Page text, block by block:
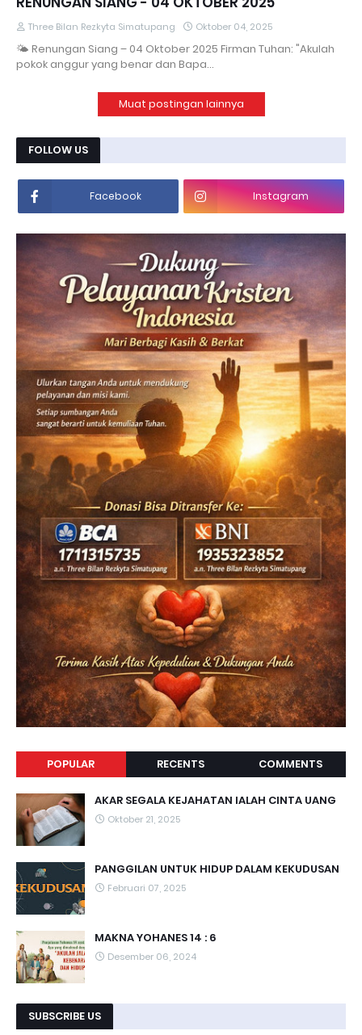
Three Bilan Rezkyta Simatupang Oktober 04, 2025
🌤 Renungan Siang – 04 Oktober 2025 Firman Tuhan: "Akulah
pokok anggur yang benar dan Bapa…
Muat postingan lainnya
FOLLOW US
Facebook Instagram
POPULAR RECENTS COMMENTS
AKAR SEGALA KEJAHATAN IALAH CINTA UANG
Oktober 21, 2025
PANGGILAN UNTUK HIDUP DALAM KEKUDUSAN
Februari 07, 2025
MAKNA YOHANES 14 : 6
Desember 06, 2024
SUBSCRIBE US